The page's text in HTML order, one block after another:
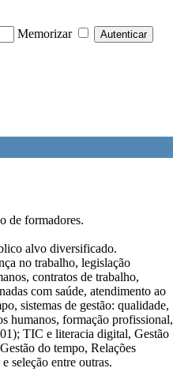
Memorizar
de formadores.
alvo diversificado.
no trabalho, legislação
contratos de trabalho,
com saúde, atendimento ao
sistemas de gestão: qualidade,
humanos, formação profissional,
TIC e literacia digital, Gestão
do tempo, Relações
seleção entre outras.